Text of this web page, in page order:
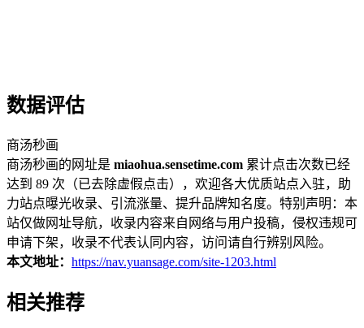
数据评估
商汤秒画
商汤秒画的网址是 miaohua.sensetime.com 累计点击次数已经
达到 89 次（已去除虚假点击），欢迎各大优质站点入驻，助
力站点曝光收录、引流涨量、提升品牌知名度。特别声明：本
站仅做网址导航，收录内容来自网络与用户投稿，侵权违规可
申请下架，收录不代表认同内容，访问请自行辨别风险。
本文地址： https://nav.yuansage.com/site-1203.html
相关推荐